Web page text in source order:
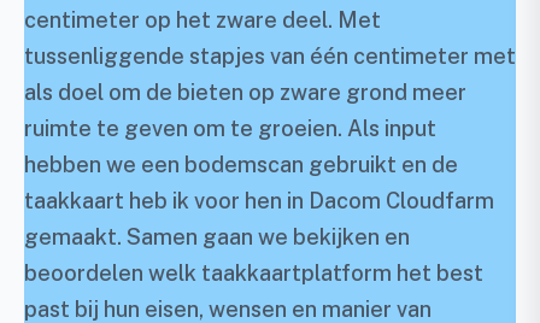
centimeter op het zware deel. Met
tussenliggende stapjes van één centimeter met
als doel om de bieten op zware grond meer
ruimte te geven om te groeien. Als input
hebben we een bodemscan gebruikt en de
taakkaart heb ik voor hen in Dacom Cloudfarm
gemaakt. Samen gaan we bekijken en
beoordelen welk taakkaartplatform het best
past bij hun eisen, wensen en manier van